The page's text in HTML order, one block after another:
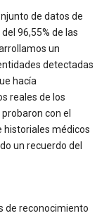
de datos de
96,55% de las
un
detectadas
hacía
reales de los
con el
historiales médicos
un recuerdo del
de reconocimiento